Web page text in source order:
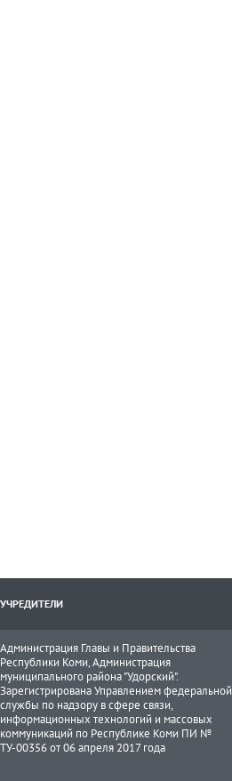
УЧРЕДИТЕЛИ
Администрация Главы и Правительства
Республики Коми, Администрация
муниципального района "Удорский".
Зарегистрирована Управлением федеральной
службы по надзору в сфере связи,
информационных технологий и массовых
коммуникаций по Республике Коми ПИ №
ТУ-00356 от 06 апреля 2017 года